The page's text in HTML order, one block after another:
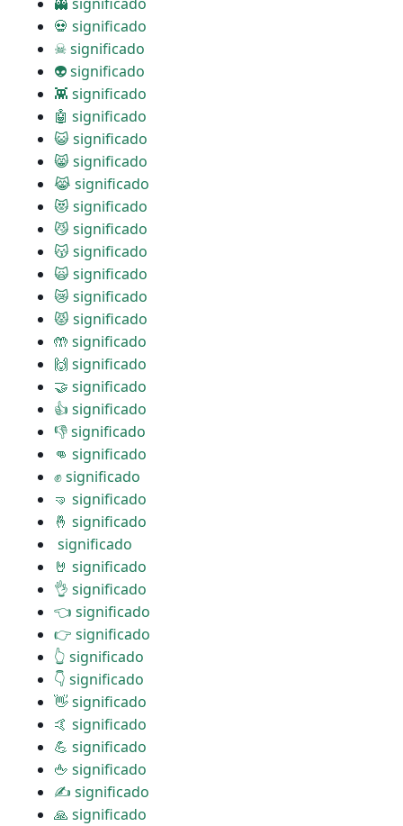
💀 significado
☠ significado
👽 significado
👾 significado
🤖 significado
😺 significado
😸 significado
😹 significado
😻 significado
😼 significado
😽 significado
🙀 significado
😿 significado
😾 significado
🤲 significado
🙌 significado
🤝 significado
👍 significado
👎 significado
👊 significado
✊ significado
🤜 significado
🤞 significado
️ significado
🤘 significado
👌 significado
👈 significado
👉 significado
👆 significado
👇 significado
👋 significado
🤙 significado
💪 significado
🖕 significado
✍ significado
🙏 significado